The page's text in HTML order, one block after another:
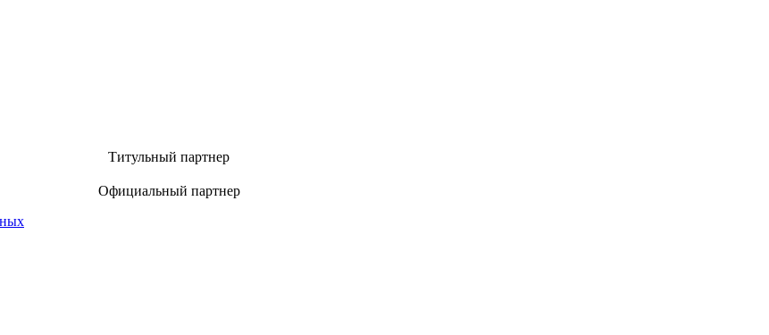
Титульный партнер
Официальный партнер